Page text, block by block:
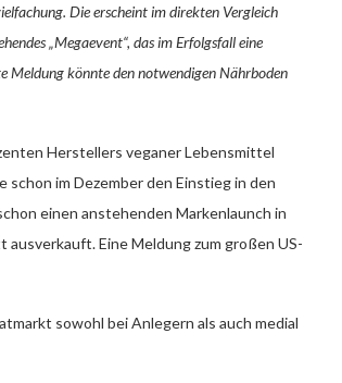
Die erscheint im direkten Vergleich
„Megaevent“, das im Erfolgsfall eine
Meldung könnte den notwendigen Nährboden
Herstellers veganer Lebensmittel
im Dezember den Einstieg in den
einen anstehenden Markenlaunch in
Eine Meldung zum großen US-
sowohl bei Anlegern als auch medial